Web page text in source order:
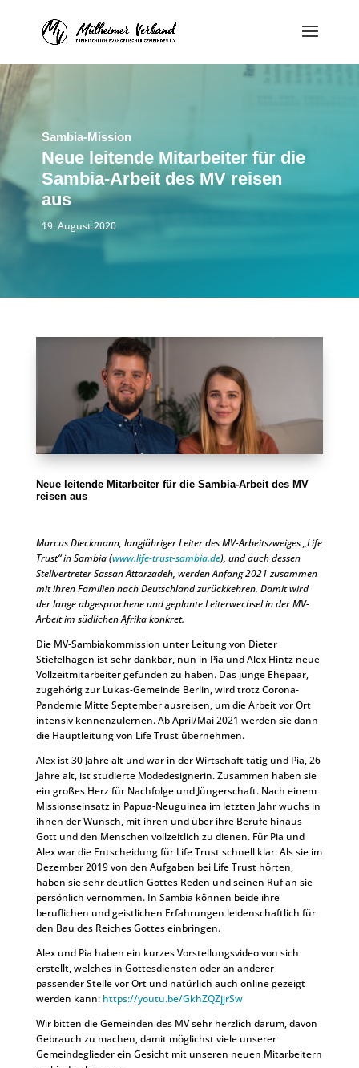
Sambia-Mission
Neue leitende Mitarbeiter für die
Sambia-Arbeit des MV reisen
aus
19. August 2020
Neue leitende Mitarbeiter für die Sambia-Arbeit des MV
reisen aus
Marcus Dieckmann, langjähriger Leiter des MV-Arbeitszweiges „Life
Trust“ in Sambia (www.life-trust-sambia.de), und auch dessen
Stellvertreter Sassan Attarzadeh, werden Anfang 2021 zusammen
mit ihren Familien nach Deutschland zurückkehren. Damit wird
der lange abgesprochene und geplante Leiterwechsel in der MV-
Arbeit im südlichen Afrika konkret.
Die MV-Sambiakommission unter Leitung von Dieter
Stiefelhagen ist sehr dankbar, nun in Pia und Alex Hintz neue
Vollzeitmitarbeiter gefunden zu haben. Das junge Ehepaar,
zugehörig zur Lukas-Gemeinde Berlin, wird trotz Corona-
Pandemie Mitte September ausreisen, um die Arbeit vor Ort
intensiv kennenzulernen. Ab April/Mai 2021 werden sie dann
die Hauptleitung von Life Trust übernehmen.
Alex ist 30 Jahre alt und war in der Wirtschaft tätig und Pia, 26
Jahre alt, ist studierte Modedesignerin. Zusammen haben sie
ein großes Herz für Nachfolge und Jüngerschaft. Nach einem
Missionseinsatz in Papua-Neuguinea im letzten Jahr wuchs in
ihnen der Wunsch, mit ihren und über ihre Berufe hinaus
Gott und den Menschen vollzeitlich zu dienen. Für Pia und
Alex war die Entscheidung für Life Trust schnell klar: Als sie im
Dezember 2019 von den Aufgaben bei Life Trust hörten,
haben sie sehr deutlich Gottes Reden und seinen Ruf an sie
persönlich vernommen. In Sambia können beide ihre
beruflichen und geistlichen Erfahrungen leidenschaftlich für
den Bau des Reiches Gottes einbringen.
Alex und Pia haben ein kurzes Vorstellungsvideo von sich
erstellt, welches in Gottesdiensten oder an anderer
passender Stelle vor Ort und natürlich auch online gezeigt
werden kann: https://youtu.be/GkhZQZjjrSw
Wir bitten die Gemeinden des MV sehr herzlich darum, davon
Gebrauch zu machen, damit möglichst viele unserer
Gemeindeglieder ein Gesicht mit unseren neuen Mitarbeitern